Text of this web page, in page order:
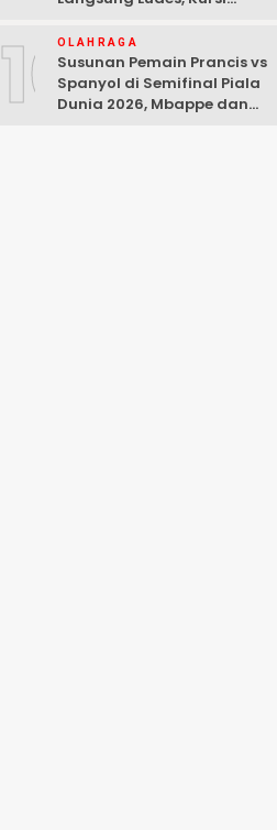
10OLAHRAGA
Susunan Pemain Prancis vs
Spanyol di Semifinal Piala
Dunia 2026, Mbappe dan